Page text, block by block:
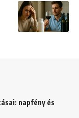
napfény és